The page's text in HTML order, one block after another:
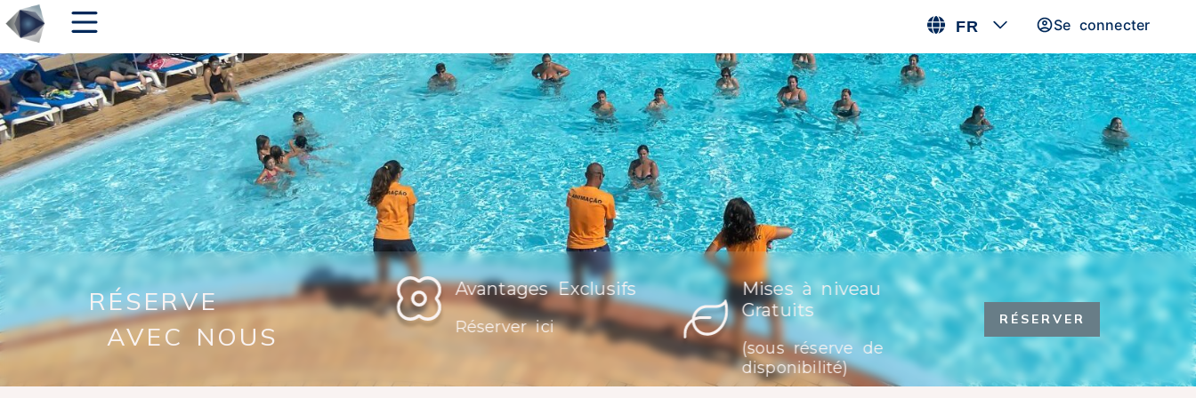
FR Se connecter
RÉSERVE
AVEC NOUS
Meilleur Prix
Disponible
Avantages Exclusifs
Réserver ici
Mises à niveau
Gratuits
(sous réserve de
disponibilité)
WiFi gratuit
RÉSERVER